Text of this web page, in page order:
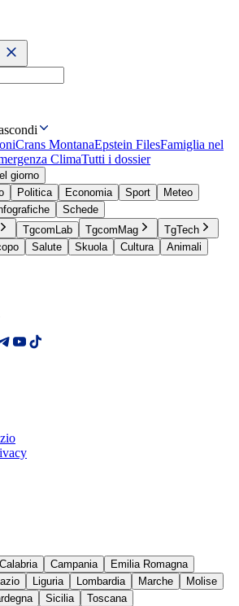
Crans MontanaEpstein FilesFamiglia nel
ClimaTutti i dossier
giorno
Politica Economia Sport
Meteo
Schede
TgcomLab TgcomMag
TgTech
Salute Skuola Cultura
Animali
Calabria Campania
Emilia Romagna
Liguria Lombardia Marche
Molise
Sicilia
Toscana